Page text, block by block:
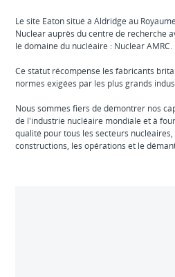
Le site Eaton situé à Aldridge au
Nuclear auprès du centre de recherche
le domaine du nucléaire : Nuclear AMRC.
Ce statut récompense les fabricants
normes exigées par les plus grands
Nous sommes fiers de démontrer nos
de l'industrie nucléaire mondiale et à
qualité pour tous les secteurs
constructions, les opérations et le